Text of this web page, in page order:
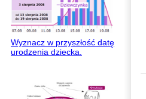
Wyznacz w przyszłość datę
urodzenia dziecka.